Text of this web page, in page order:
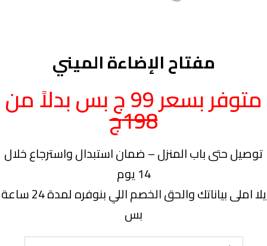
مفتاح الإضاءة الميني
متوفر بسعر 99 ج بس بدلاً من
198ج
توصيل حتى باب المنزل – ضمان استبدال واسترجاع خلال
14 يوم
يلا املى بياناتك والحق الخصم اللي بنوفره لمدة 24 ساعة
بس